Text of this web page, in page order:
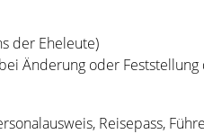
der Eheleute)
Änderung oder
Reisepass,